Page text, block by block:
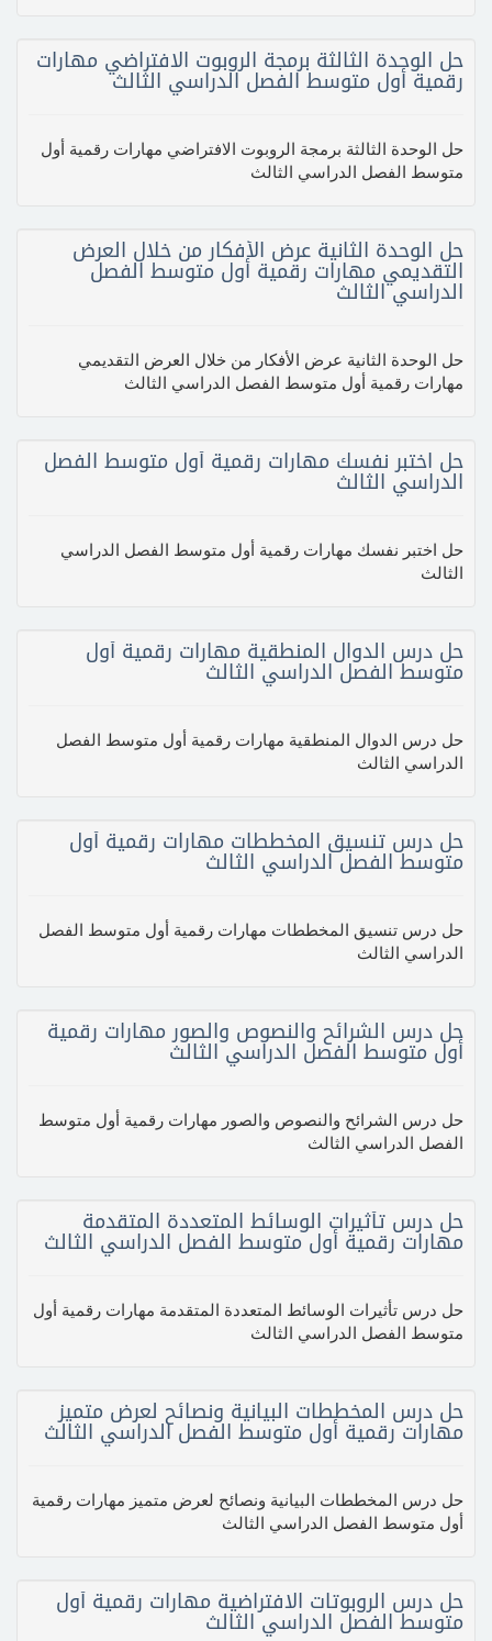
حل الوحدة الثالثة برمجة الروبوت الافتراضي مهارات
رقمية أول متوسط الفصل الدراسي الثالث
حل الوحدة الثالثة برمجة الروبوت الافتراضي مهارات رقمية أول
متوسط الفصل الدراسي الثالث
حل الوحدة الثانية عرض الأفكار من خلال العرض
التقديمي مهارات رقمية أول متوسط الفصل
الدراسي الثالث
حل الوحدة الثانية عرض الأفكار من خلال العرض التقديمي
مهارات رقمية أول متوسط الفصل الدراسي الثالث
حل اختبر نفسك مهارات رقمية أول متوسط الفصل
الدراسي الثالث
حل اختبر نفسك مهارات رقمية أول متوسط الفصل الدراسي
الثالث
حل درس الدوال المنطقية مهارات رقمية أول
متوسط الفصل الدراسي الثالث
حل درس الدوال المنطقية مهارات رقمية أول متوسط الفصل
الدراسي الثالث
حل درس تنسيق المخططات مهارات رقمية أول
متوسط الفصل الدراسي الثالث
حل درس تنسيق المخططات مهارات رقمية أول متوسط الفصل
الدراسي الثالث
حل درس الشرائح والنصوص والصور مهارات رقمية
أول متوسط الفصل الدراسي الثالث
حل درس الشرائح والنصوص والصور مهارات رقمية أول متوسط
الفصل الدراسي الثالث
حل درس تأثيرات الوسائط المتعددة المتقدمة
مهارات رقمية أول متوسط الفصل الدراسي الثالث
حل درس تأثيرات الوسائط المتعددة المتقدمة مهارات رقمية أول
متوسط الفصل الدراسي الثالث
حل درس المخططات البيانية ونصائح لعرض متميز
مهارات رقمية أول متوسط الفصل الدراسي الثالث
حل درس المخططات البيانية ونصائح لعرض متميز مهارات رقمية
أول متوسط الفصل الدراسي الثالث
حل درس الروبوتات الافتراضية مهارات رقمية أول
متوسط الفصل الدراسي الثالث